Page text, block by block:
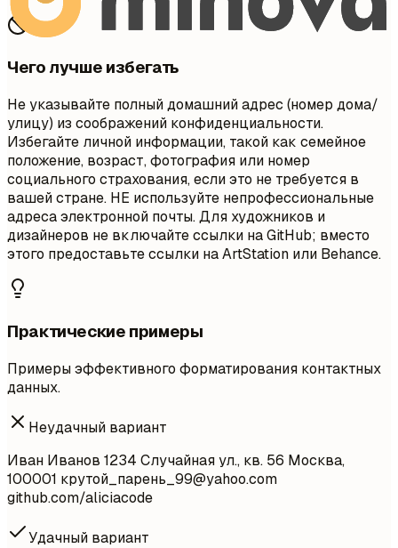
Чего лучше избегать
Не указывайте полный домашний адрес (номер дома/
улицу) из соображений конфиденциальности.
Избегайте личной информации, такой как семейное
положение, возраст, фотография или номер
социального страхования, если это не требуется в
вашей стране. НЕ используйте непрофессиональные
адреса электронной почты. Для художников и
дизайнеров не включайте ссылки на GitHub; вместо
этого предоставьте ссылки на ArtStation или Behance.
Практические примеры
Примеры эффективного форматирования контактных
данных.
Неудачный вариант
Иван Иванов 1234 Случайная ул., кв. 56 Москва,
100001 крутой_парень _99@yahoo.com
github.com/aliciacode
Удачный вариант